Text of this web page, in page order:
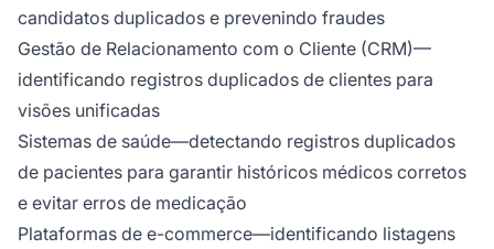
candidatos duplicados e prevenindo fraudes
Gestão de Relacionamento com o Cliente (CRM)—
identificando registros duplicados de clientes para
visões unificadas
Sistemas de saúde—detectando registros duplicados
de pacientes para garantir históricos médicos corretos
e evitar erros de medicação
Plataformas de e-commerce—identificando listagens